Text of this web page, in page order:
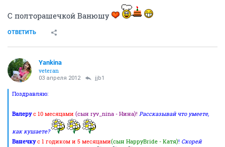
С полторашечкой Ванюшу
ОТВЕТИТЬ
Yankina
veteran
03 апреля 2012 jjb1
Поздравляю:
Валерус 10 месяцами (сын ryv_nina - Нина)! Рассказывай что умеете,
как кушаете?
Ванечкус 1 годиком и 5 месяцами(сын HappyBride - Катя)! Скорей